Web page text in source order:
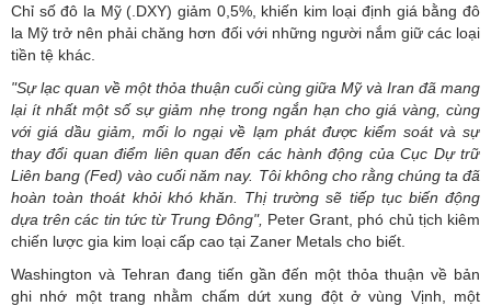
Chỉ số đô la Mỹ (.DXY) giảm 0,5%, khiến kim loại định giá bằng đô
la Mỹ trở nên phải chăng hơn đối với những người nắm giữ các loại
tiền tệ khác.
"Sự lạc quan về một thỏa thuận cuối cùng giữa Mỹ và Iran đã mang
lại ít nhất một số sự giảm nhẹ trong ngắn hạn cho giá vàng, cùng
với giá dầu giảm, mối lo ngại về lạm phát được kiểm soát và sự
thay đổi quan điểm liên quan đến các hành động của Cục Dự trữ
Liên bang (Fed) vào cuối năm nay. Tôi không cho rằng chúng ta đã
hoàn toàn thoát khỏi khó khăn. Thị trường sẽ tiếp tục biến động
dựa trên các tin tức từ Trung Đông", Peter Grant, phó chủ tịch kiêm
chiến lược gia kim loại cấp cao tại Zaner Metals cho biết.
Washington và Tehran đang tiến gần đến một thỏa thuận về bản
ghi nhớ một trang nhằm chấm dứt xung đột ở vùng Vịnh, một